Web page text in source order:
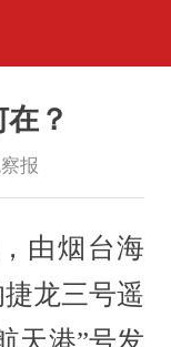
？
报
由烟台海
龙三号遥